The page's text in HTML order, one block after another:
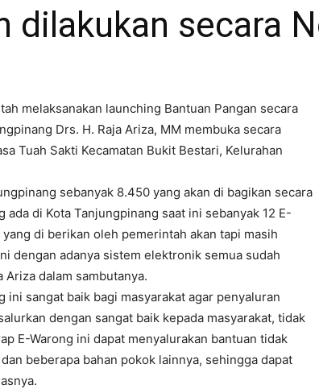
dilakukan secara
melaksanakan launching Bantuan Pangan secara
Drs. H. Raja Ariza, MM membuka secara
Tuah Sakti Kecamatan Bukit Bestari, Kelurahan
sebanyak 8.450 yang akan di bagikan secara
di Kota Tanjungpinang saat ini sebanyak 12 E-
di berikan oleh pemerintah akan tapi masih
dengan adanya sistem elektronik semua sudah
Ariza dalam sambutanya.
ini sangat baik bagi masyarakat agar penyaluran
dengan sangat baik kepada masyarakat, tidak
E-Warong ini dapat menyalurakan bantuan tidak
beberapa bahan pokok lainnya, sehingga dapat